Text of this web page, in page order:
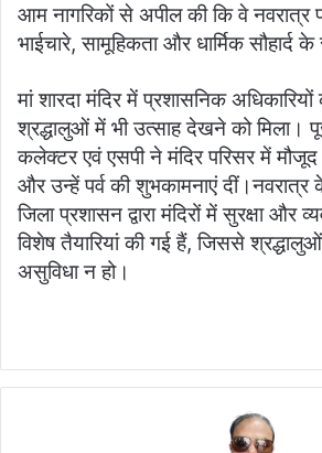
आम नागरिकों से अपील की कि वे नवरात्र
भाईचारे, सामूहिकता और धार्मिक सौहार्द
मां शारदा मंदिर में प्रशासनिक
श्रद्धालुओं में भी उत्साह देखने को मिला।
कलेक्टर एवं एसपी ने मंदिर परिसर में
और उन्हें पर्व की शुभकामनाएं
जिला प्रशासन द्वारा मंदिरों में सुरक्षा
विशेष तैयारियां की गई हैं, जिससे
असुविधा न हो।